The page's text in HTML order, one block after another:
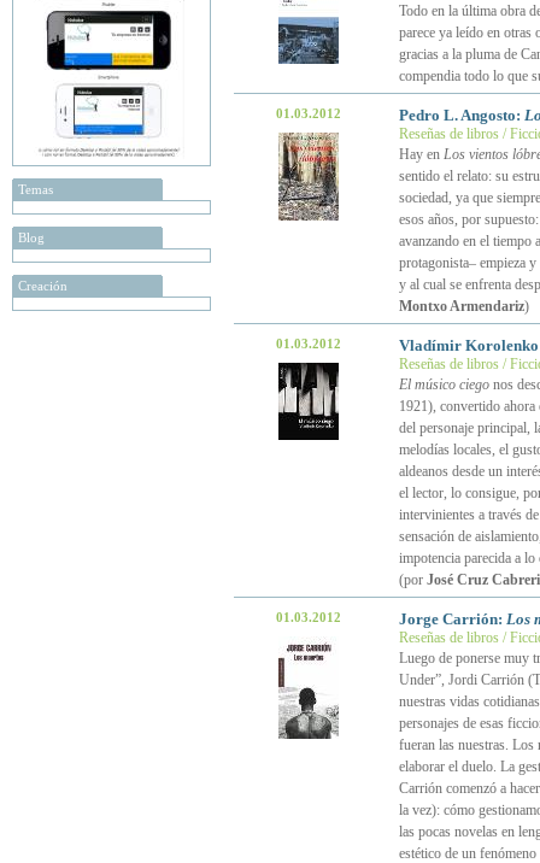
Temas
Blog
Creación
Todo en la última obra
parece ya leído en otras
gracias a la pluma de
compendia todo lo que
01.03.2012 Pedro L. Angosto:
Reseñas de libros /
Hay en Los vientos
sentido el relato: su
sociedad, ya que
esos años, por
avanzando en el tiempo
protagonista– empieza
y al cual se enfrenta
Montxo Armendariz)
01.03.2012 Vladímir
Reseñas de libros /
El músico ciegonos
1921), convertido ahora
del personaje principal,
melodías locales, el
aldeanos desde un
el lector, lo consigue,
intervinientes a través
sensación de
impotencia parecida a
(por José Cruz
01.03.2012 Jorge Carrión: Los
Reseñas de libros /
Luego de ponerse muy
Under”, Jordi Carrión
nuestras vidas
personajes de esas
fueran las nuestras. Los
elaborar el duelo. La
Carrión comenzó a
la vez): cómo
las pocas novelas en
estético de un